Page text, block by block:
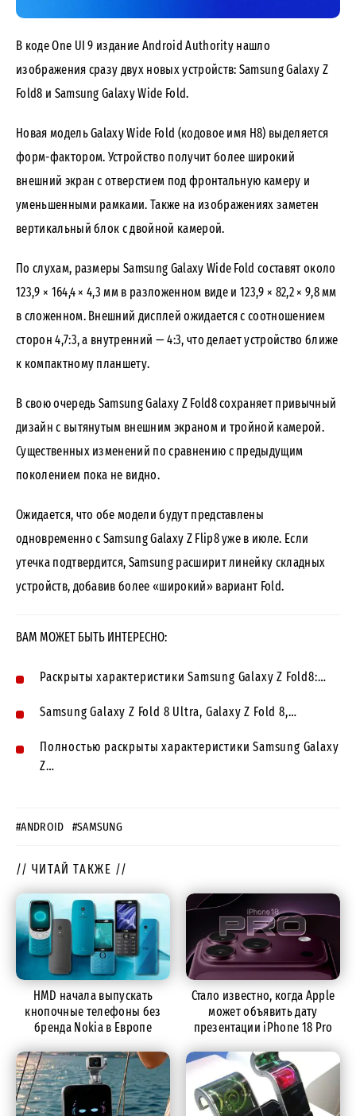
В коде One UI 9 издание Android Authority нашло
изображения сразу двух новых устройств: Samsung Galaxy Z
Fold8 и Samsung Galaxy Wide Fold.
Новая модель Galaxy Wide Fold (кодовое имя H8) выделяется
форм-фактором. Устройство получит более широкий
внешний экран с отверстием под фронтальную камеру и
уменьшенными рамками. Также на изображениях заметен
вертикальный блок с двойной камерой.
По слухам, размеры Samsung Galaxy Wide Fold составят около
123,9 × 164,4 × 4,3 мм в разложенном виде и 123,9 × 82,2 × 9,8 мм
в сложенном. Внешний дисплей ожидается с соотношением
сторон 4,7:3, а внутренний — 4:3, что делает устройство ближе
к компактному планшету.
В свою очередь Samsung Galaxy Z Fold8 сохраняет привычный
дизайн с вытянутым внешним экраном и тройной камерой.
Существенных изменений по сравнению с предыдущим
поколением пока не видно.
Ожидается, что обе модели будут представлены
одновременно с Samsung Galaxy Z Flip8 уже в июле. Если
утечка подтвердится, Samsung расширит линейку складных
устройств, добавив более «широкий» вариант Fold.
ВАМ МОЖЕТ БЫТЬ ИНТЕРЕСНО:
Раскрыты характеристики Samsung Galaxy Z Fold8:…
Samsung Galaxy Z Fold 8 Ultra, Galaxy Z Fold 8,…
Полностью раскрыты характеристики Samsung Galaxy
Z…
#ANDROID #SAMSUNG
// ЧИТАЙ ТАКЖЕ //
HMD начала выпускать
кнопочные телефоны без
бренда Nokia в Европе
Стало известно, когда Apple
может объявить дату
презентации iPhone 18 Pro